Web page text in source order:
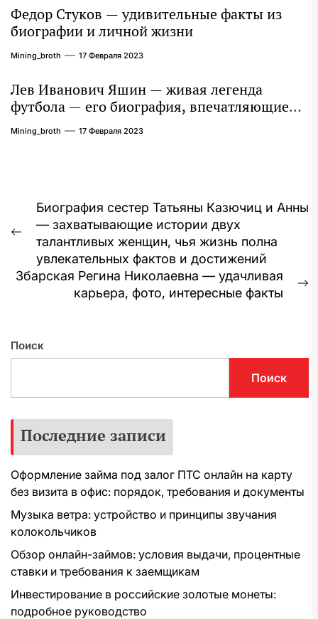
Федор Стуков — удивительные факты из
биографии и личной жизни
Mining_broth 17 Февраля 2023
Лев Иванович Яшин — живая легенда
футбола — его биография, впечатляющие
достижения и интересная личная жизнь
Mining_broth 17 Февраля 2023
Навигация
по
записям
Предыдущая
запись:
Биография сестер Татьяны Казючиц и Анны
— захватывающие истории двух
талантливых женщин, чья жизнь полна
увлекательных фактов и достижений
Збарская Регина Николаевна — удачливая
карьера, фото, интересные факты
Поиск
Поиск
Последние записи
Оформление займа под залог ПТС онлайн на карту
без визита в офис: порядок, требования и документы
Музыка ветра: устройство и принципы звучания
колокольчиков
Обзор онлайн-займов: условия выдачи, процентные
ставки и требования к заемщикам
Инвестирование в российские золотые монеты:
подробное руководство